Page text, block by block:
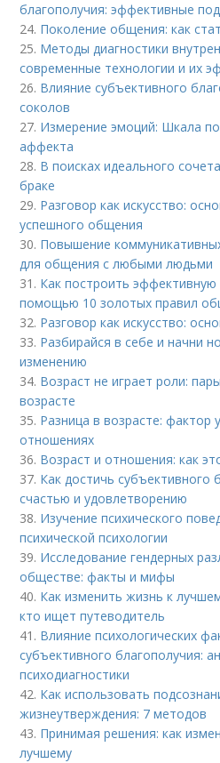
благополучия: эффективные
24. Поколение общения: как
25. Методы диагностики
современные технологии и их
26. Влияние субъективного
соколов
27. Измерение эмоций: Шкала
аффекта
28. В поисках идеального
браке
29. Разговор как искусство:
успешного общения
30. Повышение
для общения с любыми людьми
31. Как построить
помощью 10 золотых правил
32. Разговор как искусство:
33. Разбирайся в себе и начни
изменению
34. Возраст не играет роли:
возрасте
35. Разница в возрасте: фактор
отношениях
36. Возраст и отношения: как
37. Как достичь субъективного
счастью и удовлетворению
38. Изучение психического
психической психологии
39. Исследование гендерных
обществе: факты и мифы
40. Как изменить жизнь к
кто ищет путеводитель
41. Влияние психологических
субъективного благополучия:
психодиагностики
42. Как использовать
жизнеутверждения: 7 методов
43. Принимая решения: как
лучшему